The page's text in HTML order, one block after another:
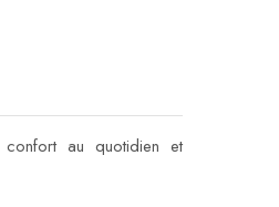
au quotidien et